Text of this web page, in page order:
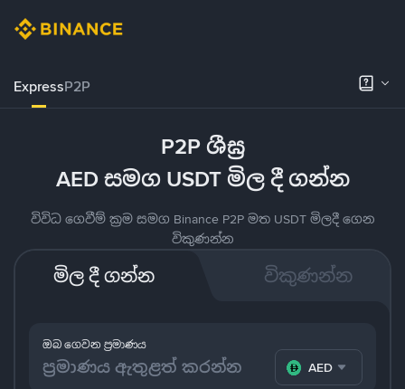
ExpressP2P
P2P ශීඝ්‍ර
AED සමග USDT මිල දී ගන්න
විවිධ ගෙවීම් ක්‍රම සමග Binance P2P මත USDT මිලදී ගෙන
විකුණන්න
මිල දී ගන්න විකුණන්න
ඔබ ගෙවන ප්‍රමාණය
AED